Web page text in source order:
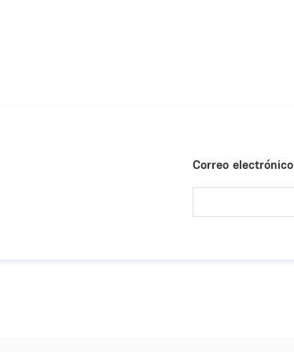
Correo electrónico